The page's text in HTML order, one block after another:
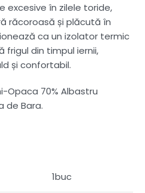
excesive în zilele toride,
răcoroasă și plăcută în
ca un izolator termic
frigul din timpul iernii,
și confortabil.
Opaca 70% Albastru
de Bara.
1buc